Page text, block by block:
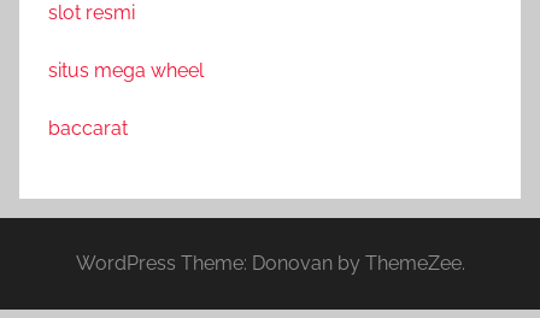
slot resmi
situs mega wheel
baccarat
WordPress Theme: Donovan by ThemeZee.